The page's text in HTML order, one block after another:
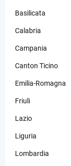
Basilicata
Calabria
Campania
Canton Ticino
Emilia-Romagna
Friuli
Lazio
Liguria
Lombardia